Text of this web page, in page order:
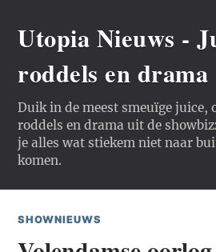
Utopia Nieuws -
roddels en drama
Duik in de meest smeuïge juice,
roddels en drama uit de
je alles wat stiekem niet naar
komen.
SHOWNIEUWS